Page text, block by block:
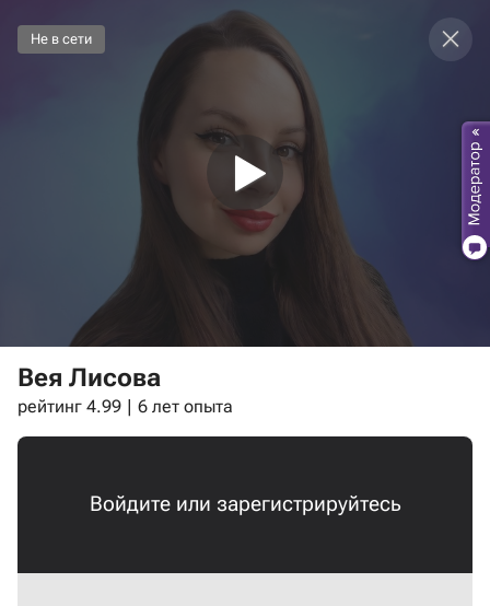
Не в сети
Вея Лисова
рейтинг 4.99 6 лет опыта
Войдите или зарегистрируйтесь